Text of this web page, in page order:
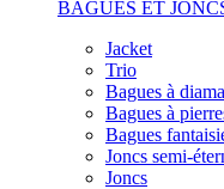
BAGUES ET
Jacket
Trio
Bagues à
Bagues à
Bagues
Joncs semi-
Joncs